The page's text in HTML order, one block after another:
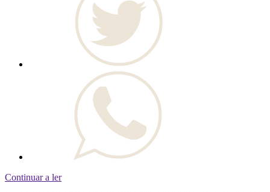
Continuar a ler